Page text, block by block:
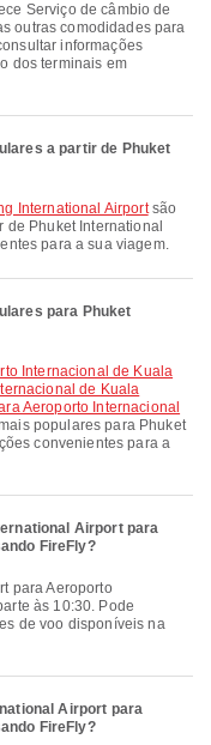
outras comodidades para
informações
dos terminais em
a partir de Phuket
International Airportsão
Phuket International
para a sua viagem.
para Phuket
de Kuala
Aeroporto Internacional
populares para Phuket
convenientes para a
Airport para
FireFly?
às 10:30. Pode
de voo disponíveis na
Airport para
FireFly?